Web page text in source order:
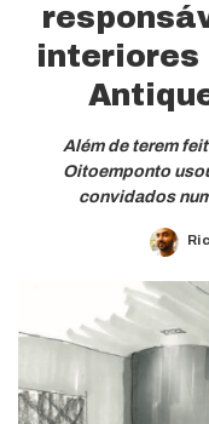
interiores
Além de terem
Oitoemponto
convidados